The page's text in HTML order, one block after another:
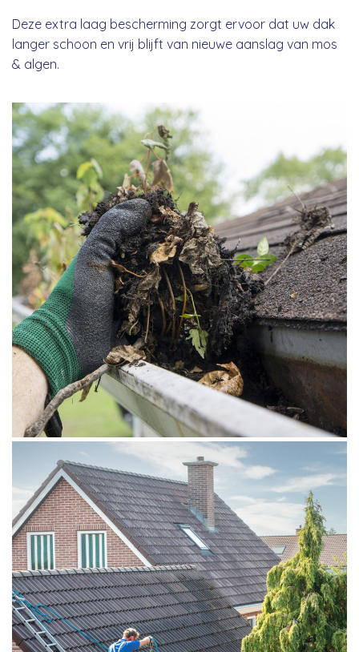
Deze extra laag bescherming zorgt ervoor dat uw dak
langer schoon en vrij blijft van nieuwe aanslag van mos
& algen.